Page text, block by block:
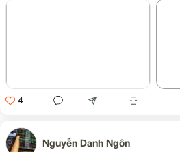
4
Nguyễn Danh Ngôn